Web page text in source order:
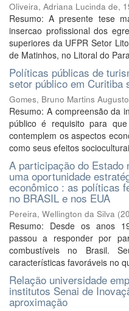
Oliveira, Adriana Lucinda de,
Resumo: A presente tese
insercao profissional dos
superiores da UFPR Setor
de Matinhos, no Litoral do
Políticas públicas de
setor público em Curitiba
Gomes, Bruno Martins Augusto
Resumo: A compreensão da
público é requisito para
contemplem os aspectos
como seus efeitos
A participação do Estado
uma oportunidade
econômico : as políticas
no BRASIL e nos EUA
Pereira, Wellington da Silva (
Resumo: Desde os anos
passou a responder por
combustíveis no Brasil.
características favoráveis no
Relação universidade
institutos Senai de
aproximação